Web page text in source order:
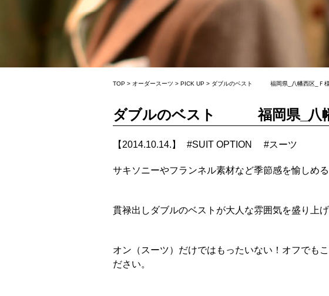
TOP > オーダースーツ > PICK UP > ダブルのベスト 福岡県_八幡西区_Ｆ
ダブルのベスト 福岡県_八
【2014.10.14.】 #SUIT OPTION #スーツ
サキソニーやフランネル素材など季節感を愉しめる
貫禄出しダブルのベストが大人な雰囲気を盛り上げ
オン（スーツ）だけではもったいない！オフでも
ださい。